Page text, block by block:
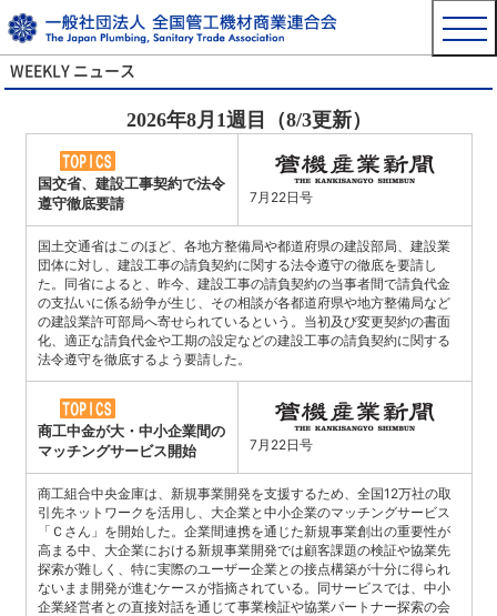
WEEKLY ニュース
2026年8月1週目（8/3更新）
国交省、建設工事契約で法令
遵守徹底要請
7月22日号
国土交通省はこのほど、各地方整備局や都道府県の建設部局、建設業
団体に対し、建設工事の請負契約に関する法令遵守の徹底を要請し
た。同省によると、昨今、建設工事の請負契約の当事者間で請負代金
の支払いに係る紛争が生じ、その相談が各都道府県や地方整備局など
の建設業許可部局へ寄せられているという。当初及び変更契約の書面
化、適正な請負代金や工期の設定などの建設工事の請負契約に関する
法令遵守を徹底するよう要請した。
商工中金が大・中小企業間の
マッチングサービス開始
7月22日号
商工組合中央金庫は、新規事業開発を支援するため、全国12万社の取
引先ネットワークを活用し、大企業と中小企業のマッチングサービス
「Ｃさん」を開始した。企業間連携を通じた新規事業創出の重要性が
高まる中、大企業における新規事業開発では顧客課題の検証や協業先
探索が難しく、特に実際のユーザー企業との接点構築が十分に得られ
ないまま開発が進むケースが指摘されている。同サービスでは、中小
企業経営者との直接対話を通じて事業検証や協業パートナー探索の会